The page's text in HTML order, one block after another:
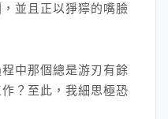
並且正以猙獰的嘴臉
中那個總是游刃有餘
？至此，我細思極恐